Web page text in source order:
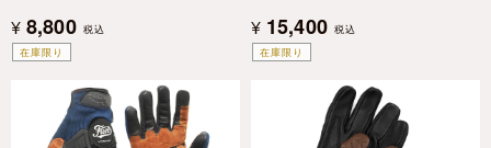
在庫限り
¥ 8,800 税込
在庫限り
¥ 15,400 税込